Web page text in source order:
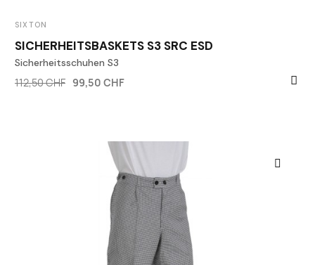
SIXTON
SICHERHEITSBASKETS S3 SRC ESD
Sicherheitsschuhen S3
112,50 CHF 99,50 CHF